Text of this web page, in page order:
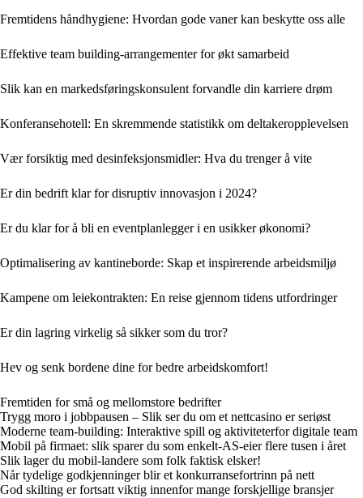
Fremtidens håndhygiene: Hvordan gode vaner kan beskytte oss alle
Effektive team building-arrangementer for økt samarbeid
Slik kan en markedsføringskonsulent forvandle din karriere drøm
Konferansehotell: En skremmende statistikk om deltakeropplevelsen
Vær forsiktig med desinfeksjonsmidler: Hva du trenger å vite
Er din bedrift klar for disruptiv innovasjon i 2024?
Er du klar for å bli en eventplanlegger i en usikker økonomi?
Optimalisering av kantineborde: Skap et inspirerende arbeidsmiljø
Kampene om leiekontrakten: En reise gjennom tidens utfordringer
Er din lagring virkelig så sikker som du tror?
Hev og senk bordene dine for bedre arbeidskomfort!
Fremtiden for små og mellomstore bedrifter
Trygg moro i jobbpausen – Slik ser du om et nettcasino er seriøst
Moderne team-building: Interaktive spill og aktiviteterfor digitale team
Mobil på firmaet: slik sparer du som enkelt-AS-eier flere tusen i året
Slik lager du mobil-landere som folk faktisk elsker!
Når tydelige godkjenninger blir et konkurransefortrinn på nett
God skilting er fortsatt viktig innenfor mange forskjellige bransjer